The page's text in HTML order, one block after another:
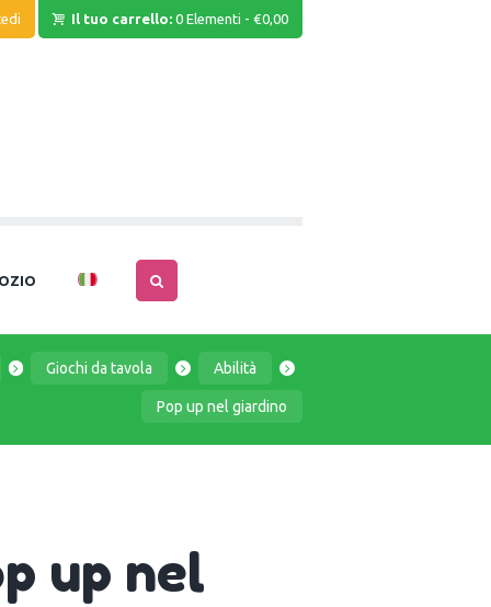
Il tuo carrello: 0 Elementi -€0,00
Giochi da tavola Abilità
Pop up nel giardino
up nel